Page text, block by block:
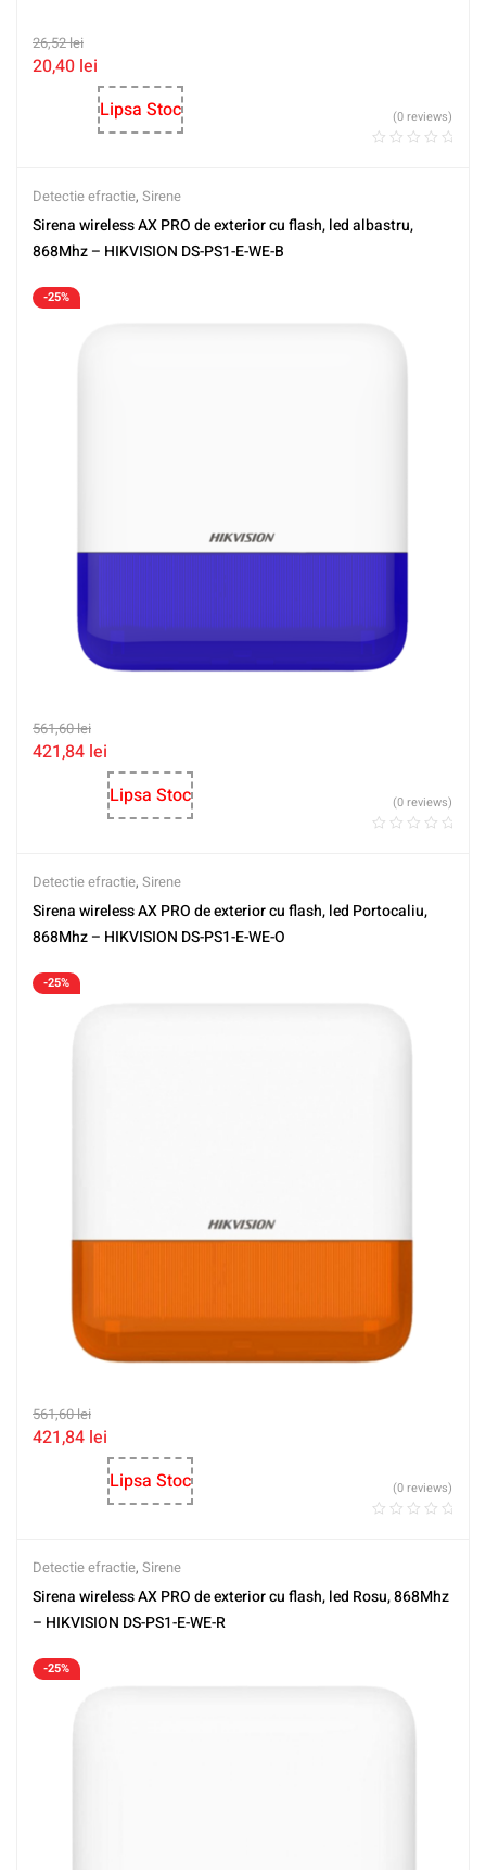
26,52lei
20,40 lei
Lipsa Stoc
(0 reviews)
Detectie efractie, Sirene
Sirena wireless AX PRO de exterior cu flash, led albastru,
868Mhz – HIKVISION DS-PS1-E-WE-B
-25%
561,60lei
421,84 lei
Lipsa Stoc
(0 reviews)
Detectie efractie, Sirene
Sirena wireless AX PRO de exterior cu flash, led Portocaliu,
868Mhz – HIKVISION DS-PS1-E-WE-O
-25%
561,60lei
421,84 lei
Lipsa Stoc
(0 reviews)
Detectie efractie, Sirene
Sirena wireless AX PRO de exterior cu flash, led Rosu, 868Mhz
– HIKVISION DS-PS1-E-WE-R
-25%